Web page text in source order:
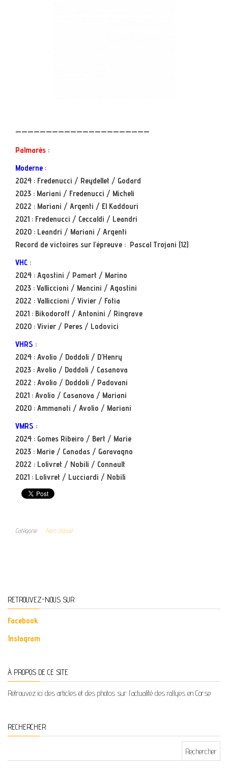
——————————————————————
Palmarès :
Moderne :
2024 : Fredenucci / Reydellet / Godard
2023 : Mariani / Fredenucci / Micheli
2022 : Mariani / Argenti / El Kaddouri
2021 : Fredenucci / Ceccaldi / Leandri
2020 : Leandri / Mariani / Argenti
Record de victoires sur l’épreuve : Pascal Trojani (12)
VHC :
2024 : Agostini / Pamart / Marino
2023 : Valliccioni / Mancini / Agostini
2022 : Valliccioni / Vivier / Fotia
2021 : Bikodoroff / Antonini / Ringrave
2020 : Vivier / Peres / Lodovici
VHRS :
2024 : Avolio / Doddoli / D’Henry
2023 : Avolio / Doddoli / Casanova
2022 : Avolio / Doddoli / Padovani
2021 : Avolio / Casanova / Mariani
2020 : Ammanati / Avolio / Mariani
VMRS :
2024 : Gomes Ribeiro / Bert / Marie
2023 : Marie / Canadas / Garavagno
2022 : Lolivret / Nobili / Connault
2021 : Lolivret / Lucciardi / Nobili
Catégorie Non classé
RETROUVEZ-NOUS SUR
Facebook
Instagram
À PROPOS DE CE SITE
Retrouvez ici des articles et des photos sur l’actualité des rallyes en Corse
RECHERCHER